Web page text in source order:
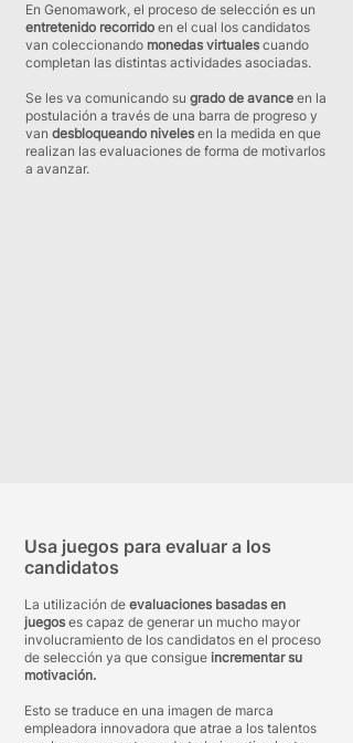
En Genomawork, el proceso de selección es un
entretenido recorrido en el cual los candidatos
van coleccionando monedas virtuales cuando
completan las distintas actividades asociadas.
Se les va comunicando su grado de avance en la
postulación a través de una barra de progreso y
van desbloqueando niveles en la medida en que
realizan las evaluaciones de forma de motivarlos
a avanzar.
Usa juegos para evaluar a los
candidatos
La utilización de evaluaciones basadas en
juegos es capaz de generar un mucho mayor
involucramiento de los candidatos en el proceso
de selección ya que consigue incrementar su
motivación.
Esto se traduce en una imagen de marca
empleadora innovadora que atrae a los talentos